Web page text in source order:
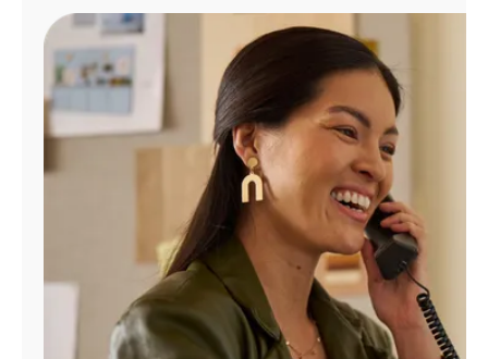
Administrar
cuenta
Encuentra
tienda